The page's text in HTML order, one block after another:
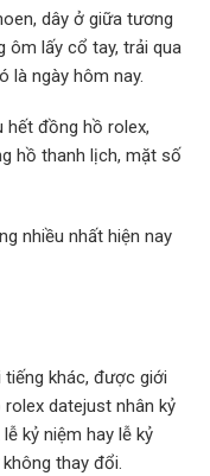
dây ở giữa tương
ôm lấy cổ tay, trải qua
là ngày hôm nay.
hết đồng hồ rolex,
hồ thanh lịch, mặt số
nhiều nhất hiện nay
khác, được giới
datejust nhân kỷ
kỷ niệm hay lễ kỷ
thay đổi.